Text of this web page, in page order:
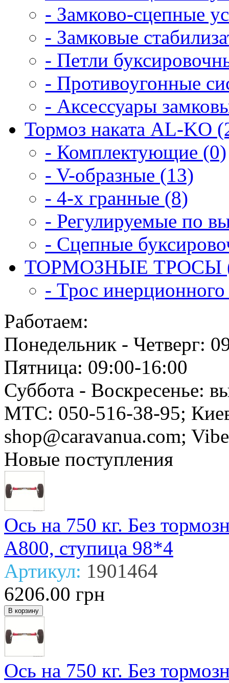
- Замково-сцепные
- Замковые
- Петли
- Противоугонные
- Аксессуары
Тормоз наката AL-KO
- Комплектующие (0)
- V-образные (13)
- 4-х гранные (8)
- Регулируемые по
- Сцепные
ТОРМОЗНЫЕ ТРОСЫ
- Трос
Работаем:
Понедельник - Четверг:
Пятница: 09:00-16:00
Суббота - Воскресенье:
МТС: 050-516-38-95;
shop@caravanua.com;
Новые поступления
Ось на 750 кг. Без
А800, ступица 98*4
Артикул: 1901464
6206.00 грн
Ось на 750 кг. Без